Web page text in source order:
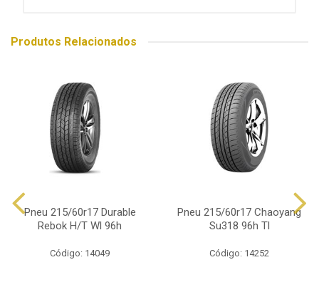
Produtos Relacionados
Pneu 215/60r17 Durable
Rebok H/T Wl 96h
Código: 14049
Pneu 215/60r17 Chaoyang
Su318 96h Tl
Código: 14252